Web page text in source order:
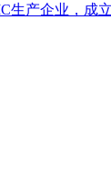
生产企业，成